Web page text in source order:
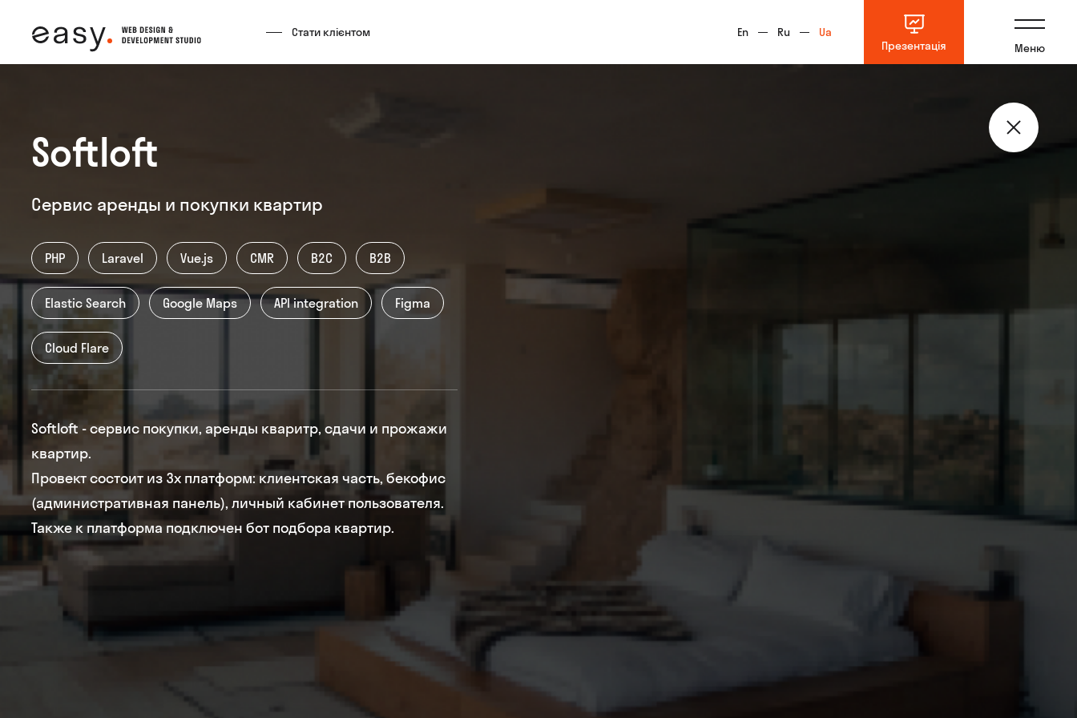
Стати клієнтом En Ru
Ua
Презентація
Меню
Softloft
Сервис аренды и покупки квартир
PHP Laravel Vue.js CMR B2C B2B
Elastic Search Google Maps API integration Figma
Cloud Flare
Softloft - сервис покупки, аренды кваритр, сдачи и прожажи
квартир.
Провект состоит из 3х платформ: клиентская часть, бекофис
(административная панель), личный кабинет пользователя.
Также к платформа подключен бот подбора квартир.
Украина, Киев, бульвар Вацлава Гавела 4